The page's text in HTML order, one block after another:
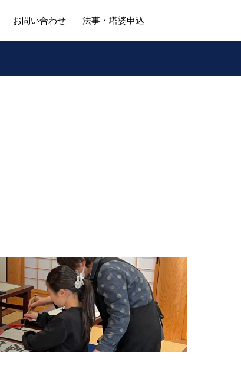
お問い合わせ 法事・塔婆申込